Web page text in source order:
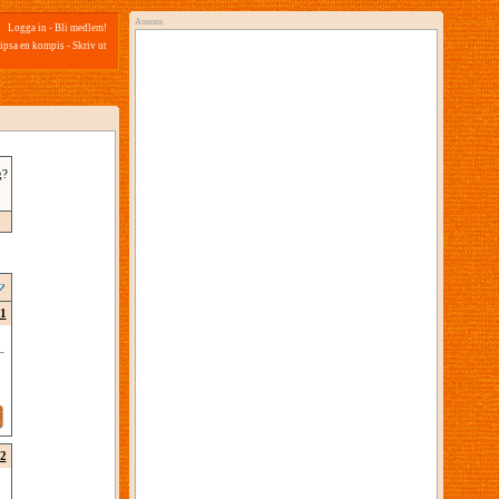
Logga in - Bli medlem!
en kompis - Skriv ut
1
2
Annons